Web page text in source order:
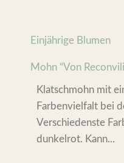
Einjährige Blumen
Mohn “Von
Klatschmohn mit
Farbenvielfalt bei
Verschiedenste
dunkelrot. Kann...